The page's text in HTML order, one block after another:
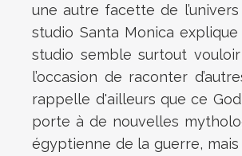
une autre facette de
studio Santa Monica
studio semble surtout
l’occasion de raconter
rappelle d'ailleurs que ce
porte à de nouvelles
égyptienne de la guerre,